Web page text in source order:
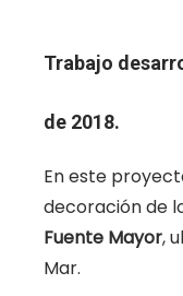
Trabajo
de 2018.
En este
decoración de
Fuente Mayor,
Mar.